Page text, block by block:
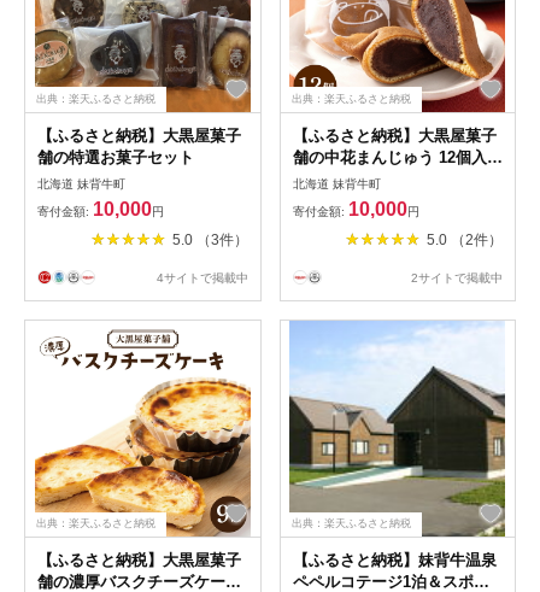
出典：楽天ふるさと納税
【ふるさと納税】大黒屋菓子
舗の特選お菓子セット
北海道 妹背牛町
寄付金額: 10,000円
5.0 （3件）
4サイトで掲載中
出典：楽天ふるさと納税
【ふるさと納税】大黒屋菓子
舗の中花まんじゅう 12個入 |
饅頭 まんじゅう 菓子 お菓子
ギフト 和菓子 ギフト 贈答 贈
り物 冷凍
北海道 妹背牛町
寄付金額: 10,000円
5.0 （2件）
2サイトで掲載中
出典：楽天ふるさと納税
【ふるさと納税】大黒屋菓子
舗の濃厚バスクチーズケーキ
出典：楽天ふるさと納税
【ふるさと納税】妹背牛温泉
ペペルコテージ1泊＆スポー